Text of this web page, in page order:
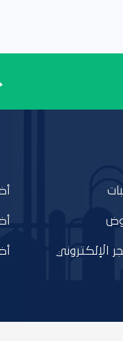
الإلكتروني